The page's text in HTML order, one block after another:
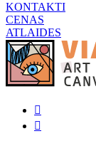
KONTAKTI
CENAS
ATLAIDES